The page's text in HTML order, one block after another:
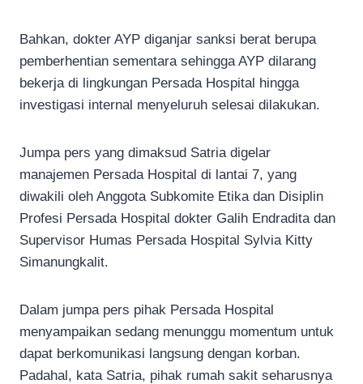
Bahkan, dokter AYP diganjar sanksi berat berupa
pemberhentian sementara sehingga AYP dilarang
bekerja di lingkungan Persada Hospital hingga
investigasi internal menyeluruh selesai dilakukan.
Jumpa pers yang dimaksud Satria digelar
manajemen Persada Hospital di lantai 7, yang
diwakili oleh Anggota Subkomite Etika dan Disiplin
Profesi Persada Hospital dokter Galih Endradita dan
Supervisor Humas Persada Hospital Sylvia Kitty
Simanungkalit.
Dalam jumpa pers pihak Persada Hospital
menyampaikan sedang menunggu momentum untuk
dapat berkomunikasi langsung dengan korban.
Padahal, kata Satria, pihak rumah sakit seharusnya